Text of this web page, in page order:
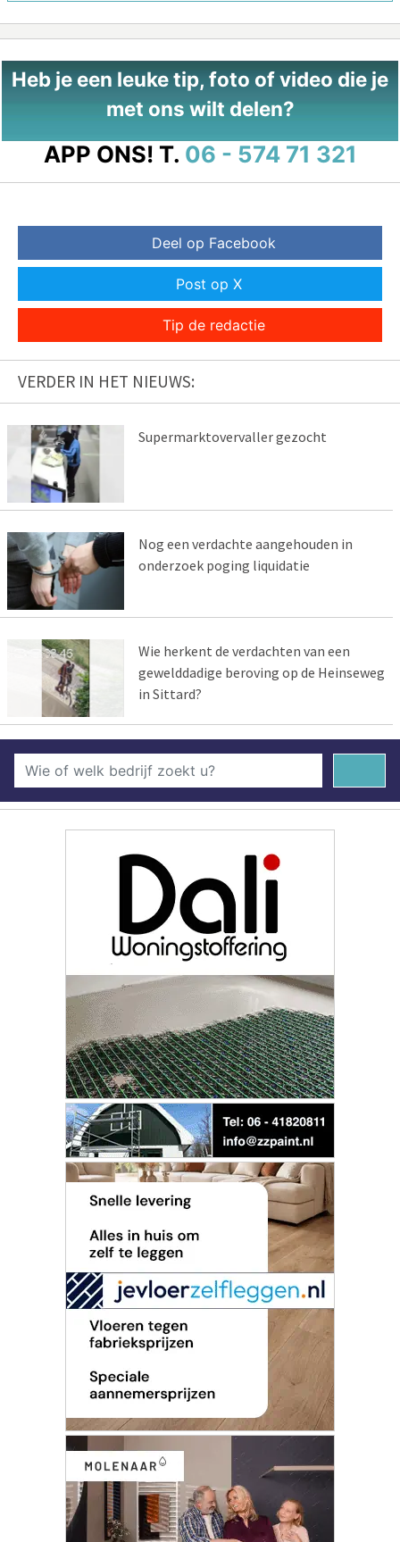
Heb je een leuke tip, foto of video die je
met ons wilt delen?
APP ONS! T. 06 - 574 71 321
Deel op Facebook
Post op X
Tip de redactie
VERDER IN HET NIEUWS:
Supermarktovervaller gezocht
Nog een verdachte aangehouden in
onderzoek poging liquidatie
Wie herkent de verdachten van een
gewelddadige beroving op de Heinseweg
in Sittard?